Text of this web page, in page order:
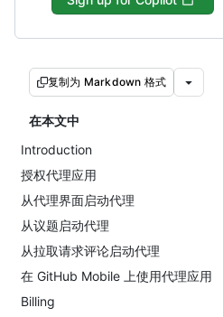
复制为 Markdown 格式
在本文中
Introduction
授权代理应用
从代理界面启动代理
从议题启动代理
从拉取请求评论启动代理
在 GitHub Mobile 上使用代理应用
Billing